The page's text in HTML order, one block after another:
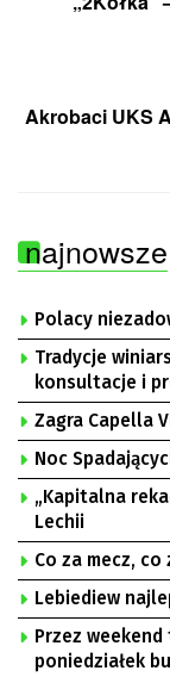
Akrobaci UKS
najnowsze
Polacy
Tradycje
konsultacje i
Zagra Capella
Noc
„Kapitalna
Lechii
Co za mecz, co
Lebiediew
Przez
poniedziałek